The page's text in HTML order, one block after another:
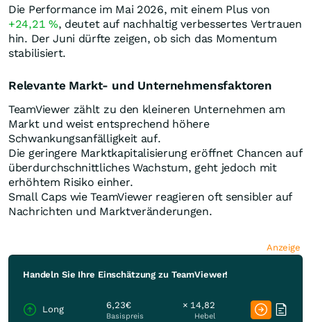
Die Performance im Mai 2026, mit einem Plus von
+24,21 %, deutet auf nachhaltig verbessertes Vertrauen
hin. Der Juni dürfte zeigen, ob sich das Momentum
stabilisiert.
Relevante Markt- und Unternehmensfaktoren
TeamViewer zählt zu den kleineren Unternehmen am
Markt und weist entsprechend höhere
Schwankungsanfälligkeit auf.
Die geringere Marktkapitalisierung eröffnet Chancen auf
überdurchschnittliches Wachstum, geht jedoch mit
erhöhtem Risiko einher.
Small Caps wie TeamViewer reagieren oft sensibler auf
Nachrichten und Marktveränderungen.
Anzeige
Handeln Sie Ihre Einschätzung zu TeamViewer!
Long 6,23€
Basispreis
× 14,82
Hebel